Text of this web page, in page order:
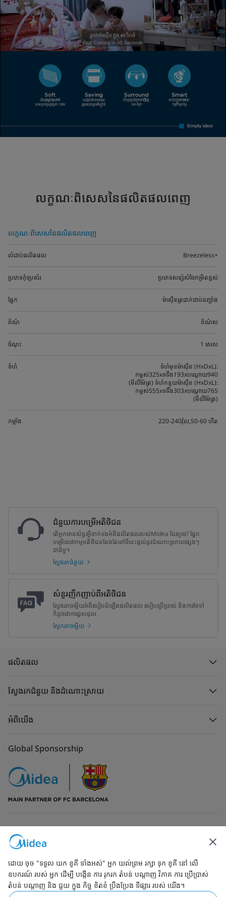
លក្ខណៈពិសេសនៃផលិតផលពេញ
លក្ខណៈពិសេសនៃផលិតផលពេញ
លំដាប់ផលិតផល Breezeless+
ប្រភេទកុំប្រេស័រ ប្រភេទសន្សំសំចៃកម្រិតខ្ពស់
ផ្នែក ម៉ាស៊ីនត្រជាក់ជាប់ជញ្ជាំង
ព័ណ៌ ព័ណ៌ស
ចំណុះ 1 សេស
ទំហំ
ទំហំមុខម៉ាស៊ីន (HxDxL):
កម្ពស់325xទទឹង193xបណ្តោយ940
(មីលីម៉ែត្រ) ទំហំកន្ទុយម៉ាស៊ីន (HxDxL):
កម្ពស់555xទទឹង303xបណ្តោយ765
(មីលីម៉ែត្រ)
កម្លាំង 220-240វ៉ុល,50-60 ហឺត
ជំនួយការបម្រើអតិថិជន
តើអ្នកមានសំនួរអ្វីទាក់ទងអំពីផលិតផលរបស់Midea ដែរឬទេ? ផ្នែក
បម្រើសេវាកម្មអតិថិជនតែងតែនៅទីនេះផ្តល់នូវដំណោះស្រាយផ្សេងៗ
ជានិច្ច។
ស្វែងរកជំនួយ
សំនួរញឹកញាប់ពីអតិថិជន
ស្វែងរកចម្លើយអំពីរបៀបដំឡើងផលិតផល របៀបប្រើប្រាស់ និងការថែទាំ
ក៏ដូចជាការជួសជុល
ស្វែករកចម្លើយ
ផលិតផល
ស្វែងរកជំនួយ និងដំណោះស្រាយ
អំពីយើង
Global Sponsorship
ទំនាក់ទំនងមកកាន់យើង
Simply ideal
ដោយ ចុច "ទទួល យក ខូគី ទាំងអស់" អ្នក យល់ព្រម រក្សា ទុក ខូគី នៅ លើ
ឧបករណ៍ របស់ អ្នក ដើម្បី បង្កើន ការ រុករក តំបន់ បណ្ដាញ វិភាគ ការ ប្រើប្រាស់
តំបន់ បណ្ដាញ និង ជួយ ក្នុង កិច្ច ខិតខំ ប្រឹងប្រែង ទីផ្សារ របស់ យើង។